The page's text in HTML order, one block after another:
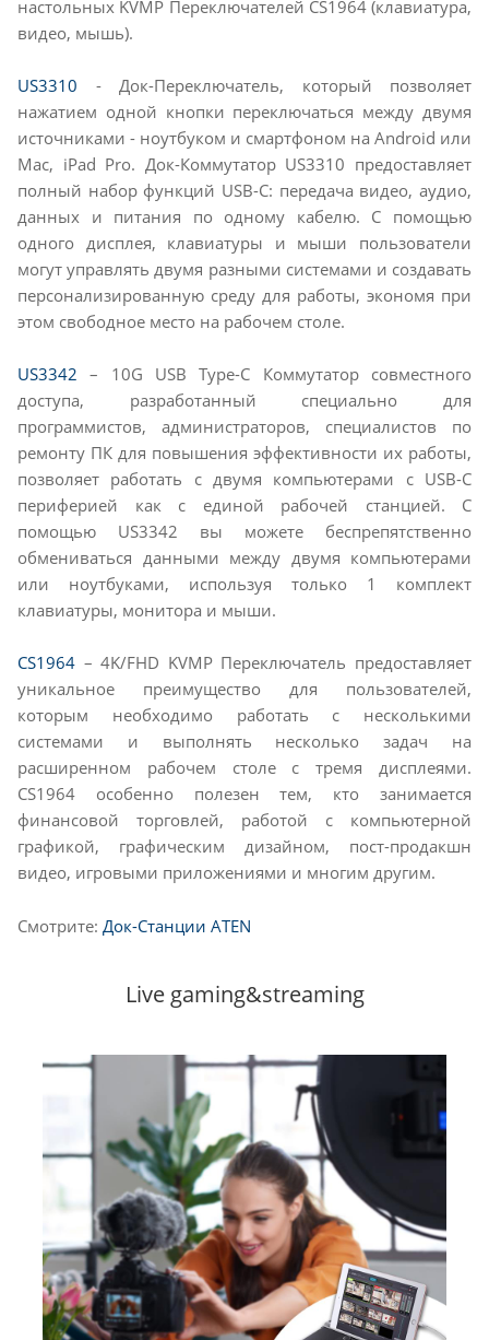
настольных KVMP Переключателей CS1964 (клавиатура,
видео, мышь).
US3310 - Док-Переключатель, который позволяет
нажатием одной кнопки переключаться между двумя
источниками - ноутбуком и смартфоном на Android или
Mac, iPad Pro. Док-Коммутатор US3310 предоставляет
полный набор функций USB-C: передача видео, аудио,
данных и питания по одному кабелю. С помощью
одного дисплея, клавиатуры и мыши пользователи
могут управлять двумя разными системами и создавать
персонализированную среду для работы, экономя при
этом свободное место на рабочем столе.
US3342 – 10G USB Type-C Коммутатор совместного
доступа, разработанный специально для
программистов, администраторов, специалистов по
ремонту ПК для повышения эффективности их работы,
позволяет работать с двумя компьютерами с USB-C
периферией как с единой рабочей станцией. С
помощью US3342 вы можете беспрепятственно
обмениваться данными между двумя компьютерами
или ноутбуками, используя только 1 комплект
клавиатуры, монитора и мыши.
CS1964 – 4K/FHD KVMP Переключатель предоставляет
уникальное преимущество для пользователей,
которым необходимо работать с несколькими
системами и выполнять несколько задач на
расширенном рабочем столе с тремя дисплеями.
CS1964 особенно полезен тем, кто занимается
финансовой торговлей, работой с компьютерной
графикой, графическим дизайном, пост-продакшн
видео, игровыми приложениями и многим другим.
Смотрите: Док-Станции ATEN
Live gaming&streaming